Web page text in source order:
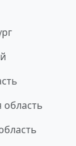
область